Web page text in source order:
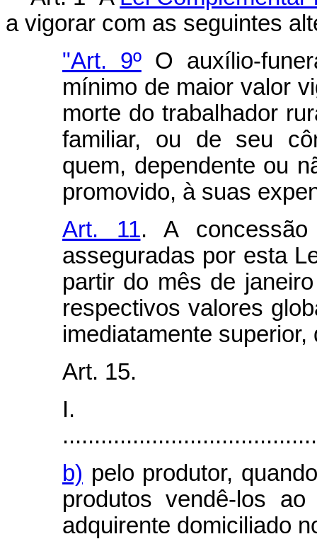
a vigorar com as seguintes
"Art. 9ºO auxílio-
mínimo de maior valor
morte do trabalhador
familiar, ou de seu
quem, dependente ou
promovido, à suas
Art. 11. A concessão
asseguradas por esta
partir do mês de
respectivos valores
imediatamente
Art. 15.
I.
b) pelo produtor,
produtos vendê-los
adquirente domiciliado